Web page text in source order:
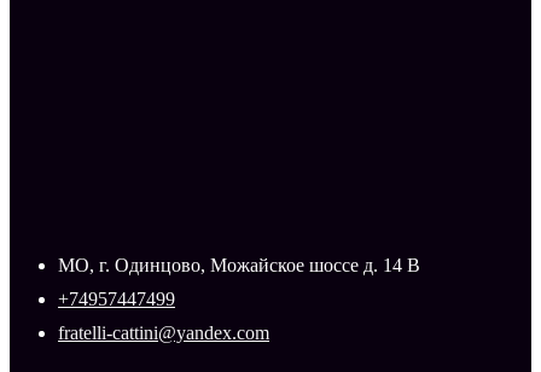
МО, г. Одинцово, Можайское шоссе д. 14 В
+74957447499
fratelli-cattini@yandex.com